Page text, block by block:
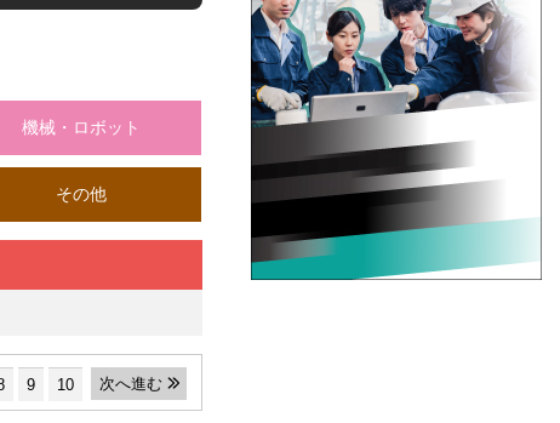
機械・ロボット
その他
9 10 次へ進む